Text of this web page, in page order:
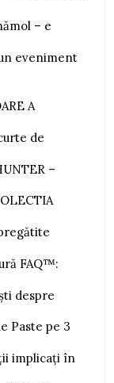
– e
eveniment
A
de
–
FAQ™:
despre
Paste pe 3
implicați în